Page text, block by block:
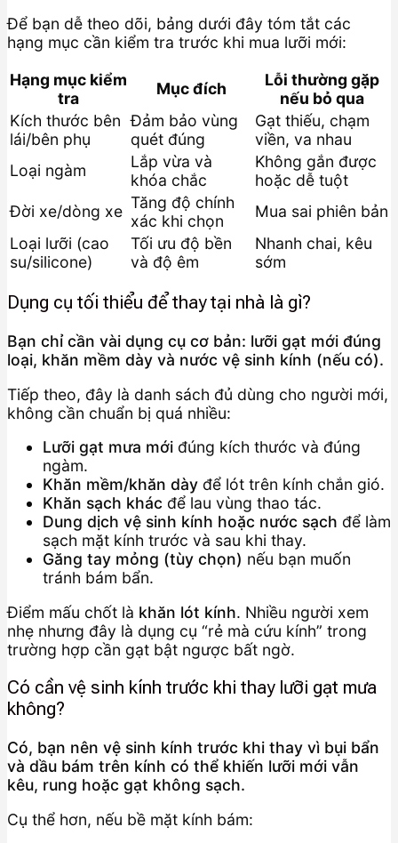
Để bạn dễ theo dõi, bảng dưới đây tóm tắt các
hạng mục cần kiểm tra trước khi mua lưỡi mới:
Hạng mục kiểm
tra
Mục đích
Lỗi thường gặp
nếu bỏ qua
Kích thước bên
lái/bên phụ
Đảm bảo vùng
quét đúng
Gạt thiếu, chạm
viền, va nhau
Loại ngàm
Lắp vừa và
khóa chắc
Không gắn được
hoặc dễ tuột
Đời xe/dòng xe Tăng độ chính
xác khi chọn
Mua sai phiên bản
Loại lưỡi (cao
su/silicone)
Tối ưu độ bền
và độ êm
Nhanh chai, kêu
sớm
Dụng cụ tối thiểu để thay tại nhà là gì?
Bạn chỉ cần vài dụng cụ cơ bản: lưỡi gạt mới đúng
loại, khăn mềm dày và nước vệ sinh kính (nếu có).
Tiếp theo, đây là danh sách đủ dùng cho người mới,
không cần chuẩn bị quá nhiều:
Lưỡi gạt mưa mới đúng kích thước và đúng
ngàm.
Khăn mềm/khăn dày để lót trên kính chắn gió.
Khăn sạch khác để lau vùng thao tác.
Dung dịch vệ sinh kính hoặc nước sạch để làm
sạch mặt kính trước và sau khi thay.
Găng tay mỏng (tùy chọn) nếu bạn muốn
tránh bám bẩn.
Điểm mấu chốt là khăn lót kính. Nhiều người xem
nhẹ nhưng đây là dụng cụ “rẻ mà cứu kính” trong
trường hợp cần gạt bật ngược bất ngờ.
Có cần vệ sinh kính trước khi thay lưỡi gạt mưa
không?
Có, bạn nên vệ sinh kính trước khi thay vì bụi bẩn
và dầu bám trên kính có thể khiến lưỡi mới vẫn
kêu, rung hoặc gạt không sạch.
Cụ thể hơn, nếu bề mặt kính bám: